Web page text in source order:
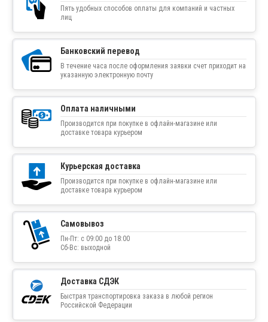
Пять удобных способов оплаты для компаний и частных
лиц
Банковский перевод
В течение часа после оформления заявки счет приходит на
указанную электронную почту
Оплата наличными
Производится при покупке в офлайн-магазине или
доставке товара курьером
Курьерская доставка
Производится при покупке в офлайн-магазине или
доставке товара курьером
Самовывоз
Пн-Пт: с 09:00 до 18:00
Сб-Вс: выходной
Доставка СДЭК
Быстрая транспортировка заказа в любой регион
Российской Федерации